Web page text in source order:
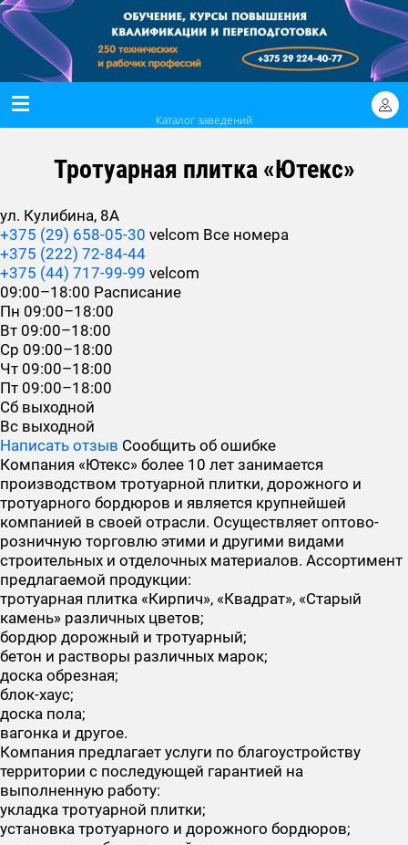
Каталог заведений
Тротуарная плитка «Ютекс»
ул. Кулибина, 8А
+375 (29) 658-05-30 velcom Все номера
+375 (222) 72-84-44
+375 (44) 717-99-99 velcom
09:00–18:00 Расписание
Пн 09:00–18:00
Вт 09:00–18:00
Ср 09:00–18:00
Чт 09:00–18:00
Пт 09:00–18:00
Сб выходной
Вс выходной
Написать отзыв Сообщить об ошибке
Компания «Ютекс» более 10 лет занимается
производством тротуарной плитки, дорожного и
тротуарного бордюров и является крупнейшей
компанией в своей отрасли. Осуществляет оптово-
розничную торговлю этими и другими видами
строительных и отделочных материалов. Ассортимент
предлагаемой продукции:
тротуарная плитка «Кирпич», «Квадрат», «Старый
камень» различных цветов;
бордюр дорожный и тротуарный;
бетон и растворы различных марок;
доска обрезная;
блок-хаус;
доска пола;
вагонка и другое.
Компания предлагает услуги по благоустройству
территории с последующей гарантией на
выполненную работу:
укладка тротуарной плитки;
установка тротуарного и дорожного бордюров;